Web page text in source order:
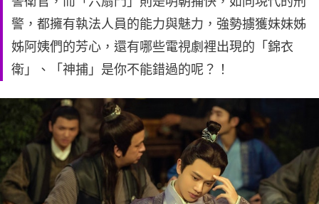
警，都擁有執法人員的能力與魅力，強勢擄獲妹妹姊
姊阿姨們的芳心，還有哪些電視劇裡出現的「錦衣
衛」、「神捕」是你不能錯過的呢？！